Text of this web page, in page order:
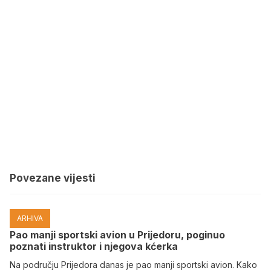
Povezane vijesti
ARHIVA
Pao manji sportski avion u Prijedoru, poginuo
poznati instruktor i njegova kćerka
Na području Prijedora danas je pao manji sportski avion. Kako